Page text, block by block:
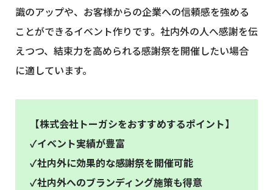
識のアップや、お客様からの企業への信頼感を強める
ことができるイベント作りです。社内外の人へ感謝を伝
えつつ、結束力を高められる感謝祭を開催したい場合
に適しています。
【株式会社トーガシをおすすめするポイント】
✓イベント実績が豊富
✓社内外に効果的な感謝祭を開催可能
✓社内外へのブランディング施策も得意